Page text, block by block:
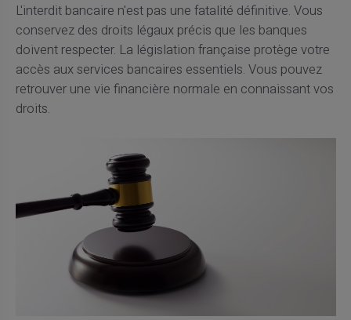
L'interdit bancaire n'est pas une fatalité définitive. Vous
conservez des droits légaux précis que les banques
doivent respecter. La législation française protège votre
accès aux services bancaires essentiels. Vous pouvez
retrouver une vie financière normale en connaissant vos
droits.